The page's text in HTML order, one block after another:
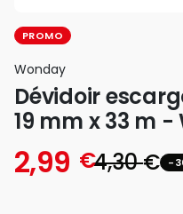
PROMO
Wonday
Dévidoir
19 mm x 33 m
4,30€ -
2,99 €